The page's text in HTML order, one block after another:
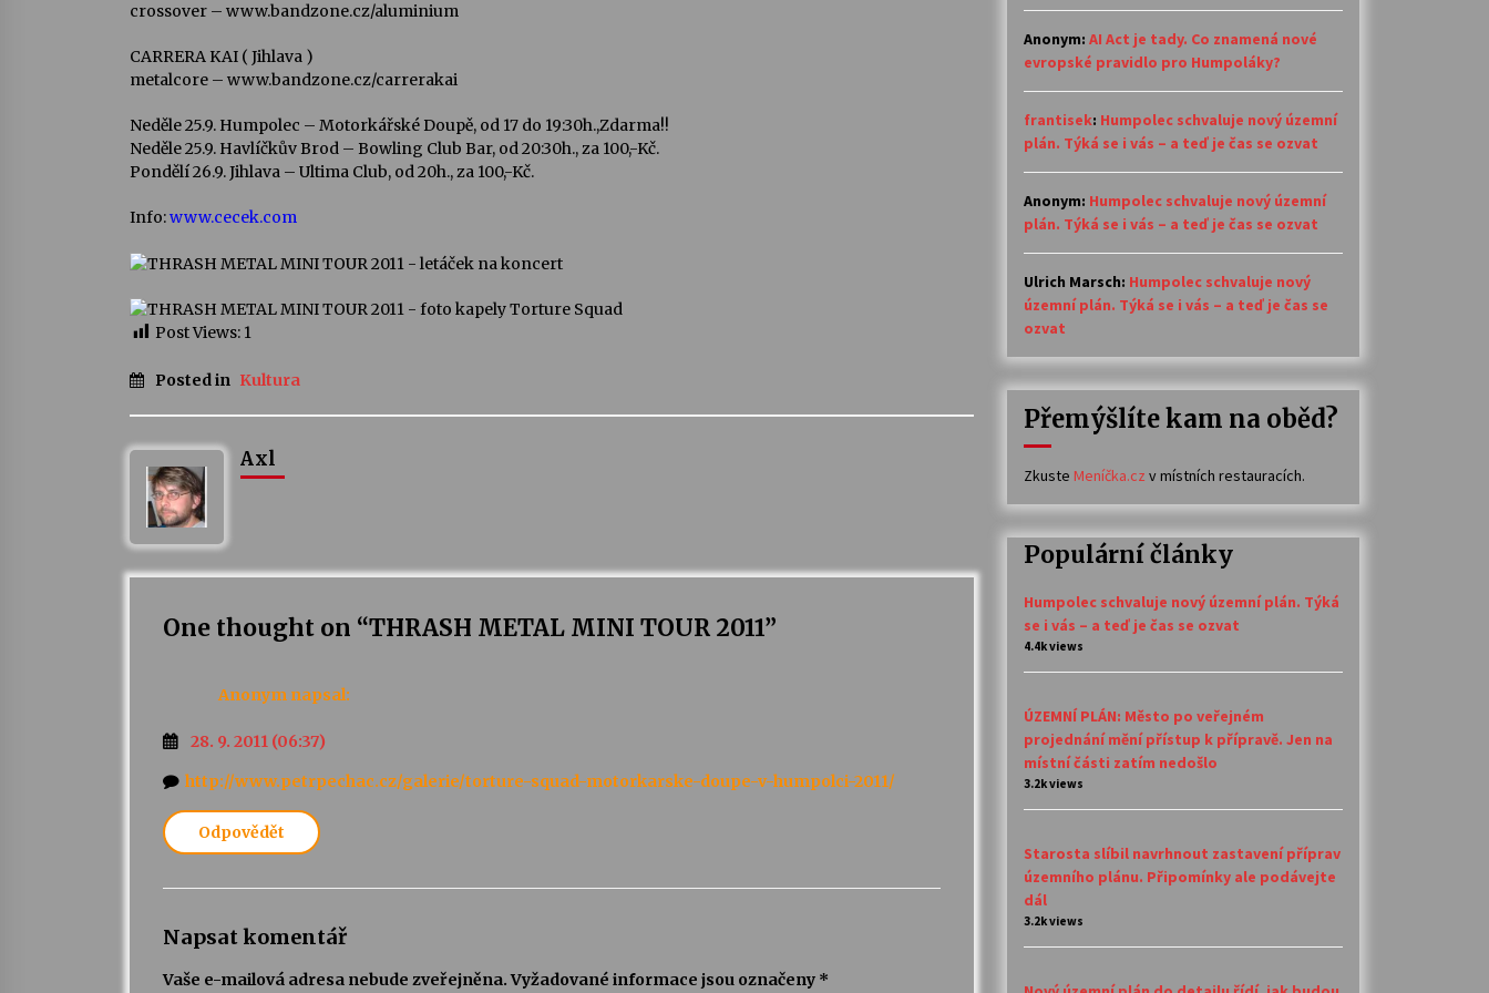
crossover – www.bandzone.cz/aluminium
CARRERA KAI ( Jihlava )
metalcore – www.bandzone.cz/carrerakai
Neděle 25.9. Humpolec – Motorkářské Doupě, od 17 do 19:30h.,Zdarma!!
Neděle 25.9. Havlíčkův Brod – Bowling Club Bar, od 20:30h., za 100,-Kč.
Pondělí 26.9. Jihlava – Ultima Club, od 20h., za 100,-Kč.
Info:www.cecek.com
Post Views: 1
Posted in Kultura
Axl
One thought on “THRASH METAL MINI TOUR 2011”
Anonym napsal:
28. 9. 2011 (06:37)
http://www.petrpechac.cz/galerie/torture-squad-motorkarske-doupe-v-humpolci-2011/
Odpovědět
Napsat komentář
Vaše e-mailová adresa nebude zveřejněna. Vyžadované informace jsou označeny *
Anonym: AI Act je tady. Co znamená nové
evropské pravidlo pro Humpoláky?
frantisek: Humpolec schvaluje nový územní
plán. Týká se i vás – a teď je čas se ozvat
Anonym: Humpolec schvaluje nový územní
plán. Týká se i vás – a teď je čas se ozvat
Ulrich Marsch: Humpolec schvaluje nový
územní plán. Týká se i vás – a teď je čas se
ozvat
Přemýšlíte kam na oběd?
Zkuste Meníčka.cz v místních restauracích.
Populární články
Humpolec schvaluje nový územní plán. Týká
se i vás – a teď je čas se ozvat
4.4k views
ÚZEMNÍ PLÁN: Město po veřejném
projednání mění přístup k přípravě. Jen na
místní části zatím nedošlo
3.2k views
Starosta slíbil navrhnout zastavení příprav
územního plánu. Připomínky ale podávejte
dál
3.2k views